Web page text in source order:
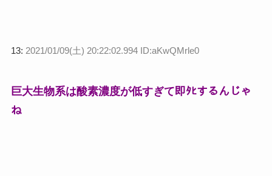
13: 2021/01/09(土) 20:22:02.994 ID:aKwQMrle0
巨大生物系は酸素濃度が低すぎて即ﾀﾋするんじゃ
ね